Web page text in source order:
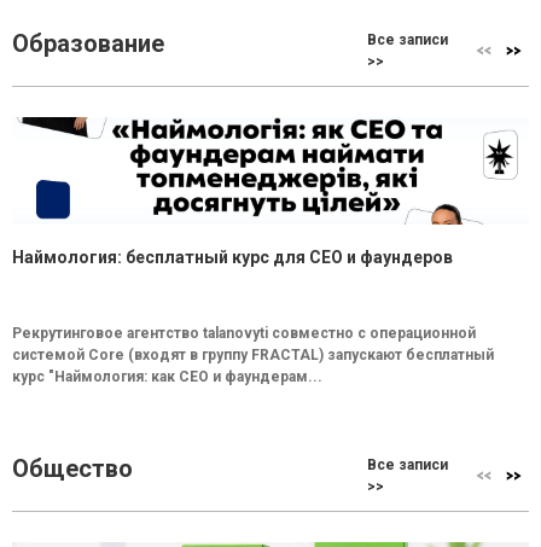
Образование
Все записи
>>
Наймология: бесплатный курс для CEO и фаундеров
Рекрутинговое агентство talanovyti совместно с операционной
системой Core (входят в группу FRACTAL) запускают бесплатный
курс "Наймология: как СEO и фаундерам...
Общество
Все записи
>>